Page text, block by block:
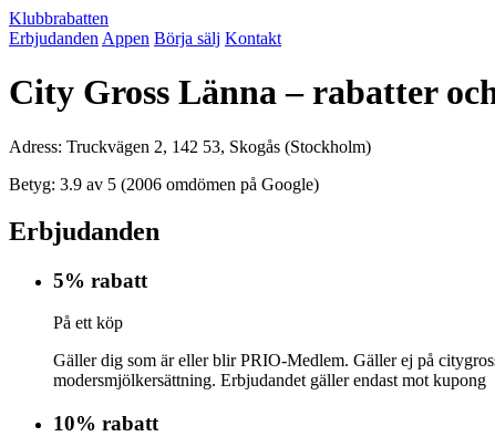
Klubbrabatten
Erbjudanden Appen Börja sälj Kontakt
City Gross Länna – rabatter
Adress: Truckvägen 2, 142 53, Skogås (Stockholm)
Betyg: 3.9 av 5 (2006 omdömen på Google)
Erbjudanden
5% rabatt
På ett köp
Gäller dig som är eller blir PRIO-Medlem. Gäller ej på
modersmjölkersättning. Erbjudandet gäller endast mot kupong
10% rabatt